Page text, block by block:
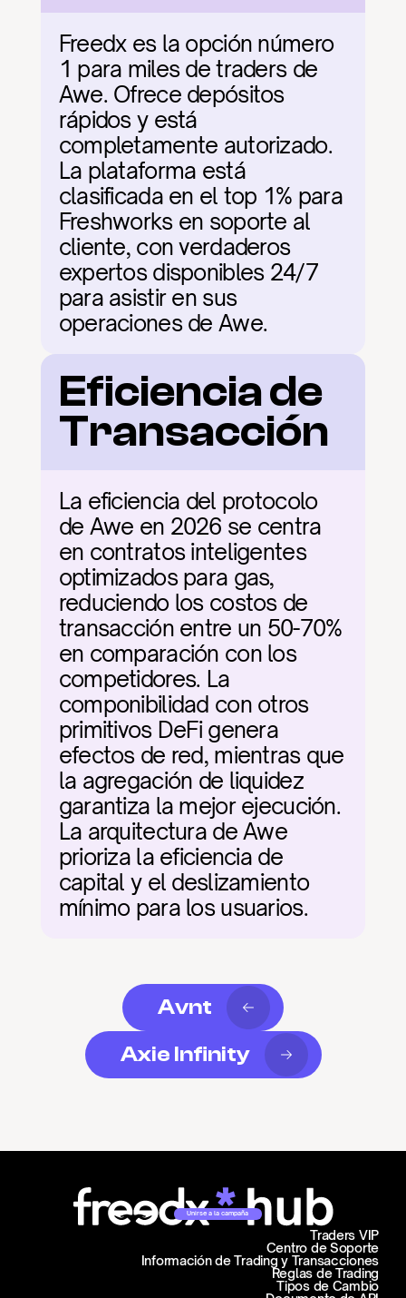
Freedx es la opción número
1 para miles de traders de
Awe. Ofrece depósitos
rápidos y está
completamente autorizado.
La plataforma está
clasificada en el top 1% para
Freshworks en soporte al
cliente, con verdaderos
expertos disponibles 24/7
para asistir en sus
operaciones de Awe.
Eficiencia de
Transacción
La eficiencia del protocolo
de Awe en 2026 se centra
en contratos inteligentes
optimizados para gas,
reduciendo los costos de
transacción entre un 50-70%
en comparación con los
competidores. La
componibilidad con otros
primitivos DeFi genera
efectos de red, mientras que
la agregación de liquidez
garantiza la mejor ejecución.
La arquitectura de Awe
prioriza la eficiencia de
capital y el deslizamiento
mínimo para los usuarios.
Avnt
Axie Infinity
Unirse a la campaña
Centro de Soporte
Información de Trading y Transacciones
Traders VIP
Reglas de Trading
Tipos de Cambio